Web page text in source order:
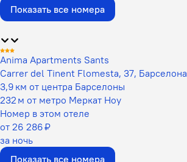
Показать все номера
Anima Apartments Sants
Carrer del Tinent Flomesta, 37, Барселона
3,9 км от центра Барселоны
232 м от метро Меркат Ноу
Номер в этом отеле
от 26 286 ₽
за ночь
Показать все номера